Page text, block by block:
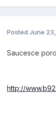
Posted June
Saucesce
http://